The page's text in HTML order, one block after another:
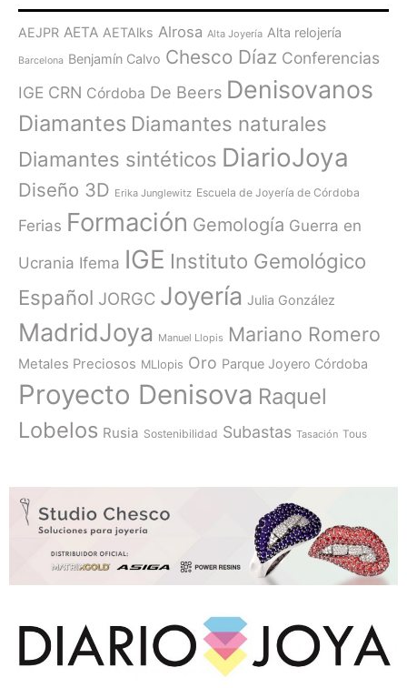
AEJPR AETA AETAlks Alrosa Alta Joyería Alta relojería
Barcelona Benjamín Calvo Chesco Díaz Conferencias
IGE CRN Córdoba De Beers Denisovanos
Diamantes Diamantes naturales
Diamantes sintéticos DiarioJoya
Diseño 3D Erika Junglewitz Escuela de Joyería de Córdoba
Ferias Formación Gemología Guerra en
Ucrania Ifema IGE Instituto Gemológico
Español JORGC Joyería Julia González
MadridJoya Manuel Llopis Mariano Romero
Metales Preciosos MLlopis Oro Parque Joyero Córdoba
Proyecto Denisova Raquel
Lobelos Rusia Sostenibilidad Subastas Tasación Tous